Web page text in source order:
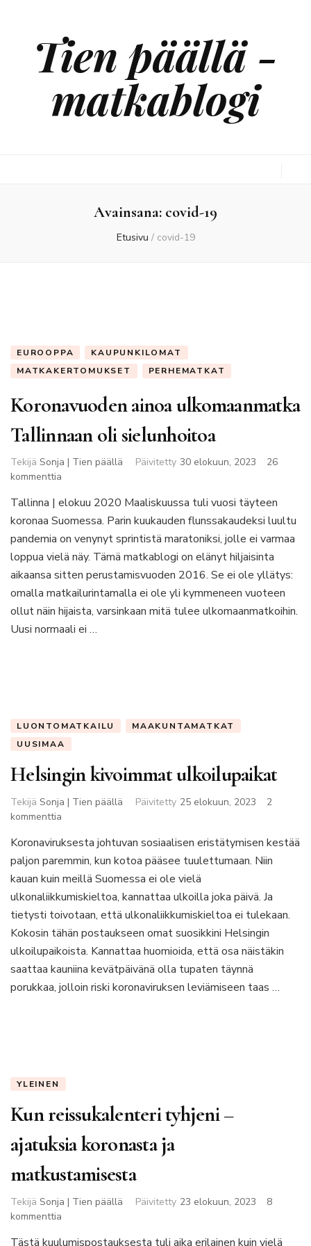
Tien päällä -
matkablogi
Avainsana: covid-19
Etusivu / covid-19
EUROOPPA
KAUPUNKILOMAT
MATKAKERTOMUKSET
PERHEMATKAT
Koronavuoden ainoa ulkomaanmatka
Tallinnaan oli sielunhoitoa
Tekijä Sonja | Tien päällä Päivitetty 30 elokuun, 2023
26
kommenttia
ainoa
ulkomaanmatka
Tallinnaan
sielunhoitoa
Tallinna | elokuu 2020 Maaliskuussa tuli vuosi täyteen
koronaa Suomessa. Parin kuukauden flunssakaudeksi luultu
pandemia on venynyt sprintistä maratoniksi, jolle ei varmaa
loppua vielä näy. Tämä matkablogi on elänyt hiljaisinta
aikaansa sitten perustamisvuoden 2016. Se ei ole yllätys:
omalla matkailurintamalla ei ole yli kymmeneen vuoteen
ollut näin hijaista, varsinkaan mitä tulee ulkomaanmatkoihin.
Uusi normaali ei …
LUONTOMATKAILU
MAAKUNTAMATKAT
UUSIMAA
Helsingin kivoimmat ulkoilupaikat
Tekijä Sonja | Tien päällä Päivitetty 25 elokuun, 2023
2
kommenttia
kivoimmat
ulkoilupaikat
Koronaviruksesta johtuvan sosiaalisen eristätymisen kestää
paljon paremmin, kun kotoa pääsee tuulettumaan. Niin
kauan kuin meillä Suomessa ei ole vielä
ulkonaliikkumiskieltoa, kannattaa ulkoilla joka päivä. Ja
tietysti toivotaan, että ulkonaliikkumiskieltoa ei tulekaan.
Kokosin tähän postaukseen omat suosikkini Helsingin
ulkoilupaikoista. Kannattaa huomioida, että osa näistäkin
saattaa kauniina kevätpäivänä olla tupaten täynnä
porukkaa, jolloin riski koronaviruksen leviämiseen taas …
YLEINEN
Kun reissukalenteri tyhjeni –
ajatuksia koronasta ja
matkustamisesta
Tekijä Sonja | Tien päällä Päivitetty 23 elokuun, 2023
8
kommenttia
Tästä kuulumispostauksesta tuli aika erilainen kuin vielä